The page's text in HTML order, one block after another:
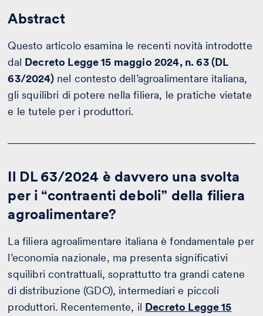
Abstract
Questo articolo esamina le recenti novità introdotte
dal Decreto Legge 15 maggio 2024, n. 63 (DL
63/2024)nel contesto dell’agroalimentare italiana,
gli squilibri di potere nella filiera, le pratiche vietate
e le tutele per i produttori.
Il DL 63/2024 è davvero una svolta
per i “contraenti deboli” della filiera
agroalimentare?
La filiera agroalimentare italiana è fondamentale per
l’economia nazionale, ma presenta significativi
squilibri contrattuali, soprattutto tra grandi catene
di distribuzione (GDO), intermediari e piccoli
produttori. Recentemente, il Decreto Legge 15